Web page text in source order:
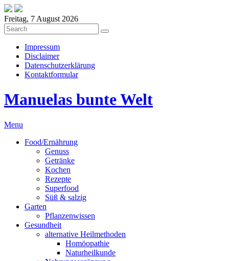
Freitag, 7 August 2026
Impressum
Disclaimer
Datenschutzerklärung
Kontaktformular
Manuelas bunte Welt
Menu
Food/Ernährung
Genuss
Getränke
Kochen
Rezepte
Superfood
Süß & salzig
Garten
Pflanzenwissen
Gesundheit
alternative Heilmethoden
Homöopathie
Naturheilkunde